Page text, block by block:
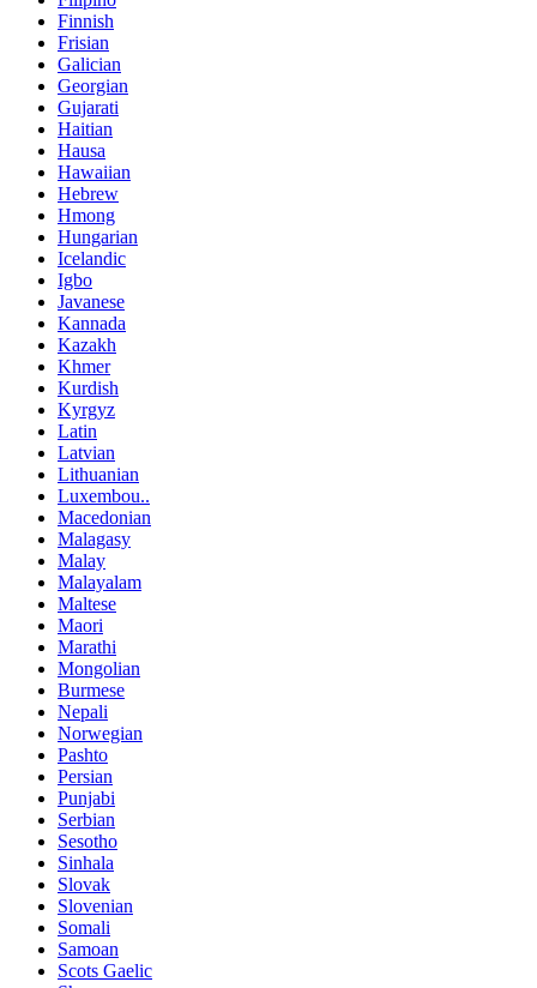
Finnish
Frisian
Galician
Georgian
Gujarati
Haitian
Hausa
Hawaiian
Hebrew
Hmong
Hungarian
Icelandic
Igbo
Javanese
Kannada
Kazakh
Khmer
Kurdish
Kyrgyz
Latin
Latvian
Lithuanian
Luxembou..
Macedonian
Malagasy
Malay
Malayalam
Maltese
Maori
Marathi
Mongolian
Burmese
Nepali
Norwegian
Pashto
Persian
Punjabi
Serbian
Sesotho
Sinhala
Slovak
Slovenian
Somali
Samoan
Scots Gaelic